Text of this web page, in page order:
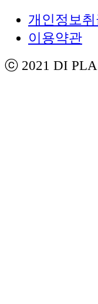
개인정보
이용약관
ⓒ 2021 DI